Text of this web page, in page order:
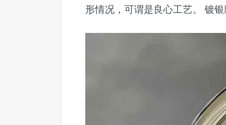
形情况，可谓是良心工艺。 镀